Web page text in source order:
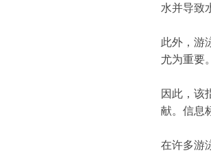
水并导致
此外，游
尤为重要。
因此，该
献。信息
在许多游